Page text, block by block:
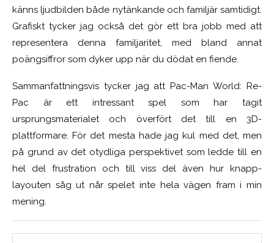
känns ljudbilden både nytänkande och familjär samtidigt.
Grafiskt tycker jag också det gör ett bra jobb med att
representera denna familjaritet, med bland annat
poängsiffror som dyker upp när du dödat en fiende.
Sammanfattningsvis tycker jag att Pac-Man World: Re-
Pac är ett intressant spel som har tagit
ursprungsmaterialet och överfört det till en 3D-
plattformare. För det mesta hade jag kul med det, men
på grund av det otydliga perspektivet som ledde till en
hel del frustration och till viss del även hur knapp-
layouten såg ut når spelet inte hela vägen fram i min
mening.